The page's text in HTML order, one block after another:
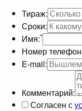
Тираж:
Сроки:
Имя:*
Номер
E-mail:
Комментарий:
Согласен с